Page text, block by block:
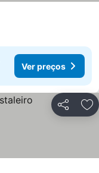
Ver preços
Partilhar